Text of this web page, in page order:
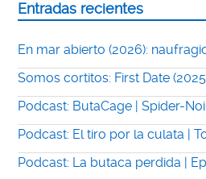
Entradas recientes
En mar abierto (2026):
Somos cortitos: First Date
Podcast: ButaCage | Spider-
Podcast: El tiro por la culata |
Podcast: La butaca perdida |